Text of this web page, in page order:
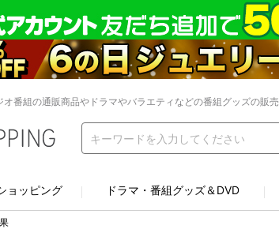
番組の通販商品やドラマやバラエティなどの番組グッズの販売
ョッピング ドラマ・番組グッズ＆DVD